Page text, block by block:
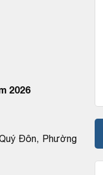
2026
Đôn, Phường